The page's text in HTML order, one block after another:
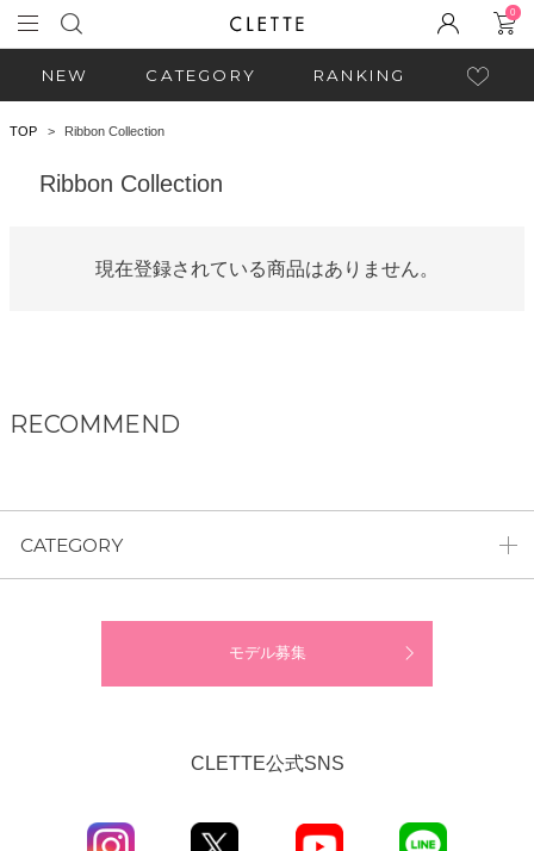
0
NEW CATEGORY RANKING
TOP Ribbon Collection
Ribbon Collection
現在登録されている商品はありません。
RECOMMEND
CATEGORY
モデル募集
CLETTE公式SNS